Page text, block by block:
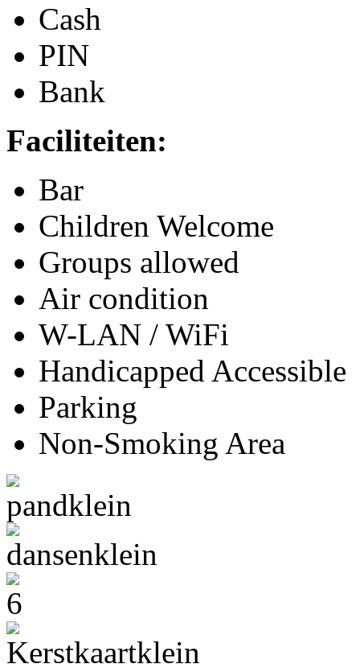
Cash
PIN
Bank
Faciliteiten:
Bar
Children Welcome
Groups allowed
Air condition
W-LAN / WiFi
Handicapped Accessible
Parking
Non-Smoking Area